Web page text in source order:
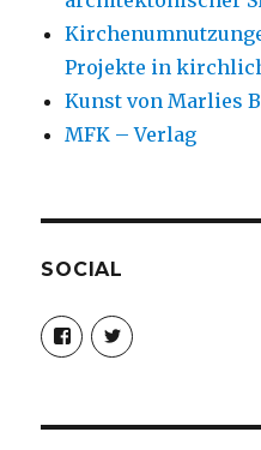
Projekte in
Kunst von Marlies
MFK – Verlag
SOCIAL
Profil
von
christoph.fleischer1
anzeigen
Profil
von
anzeigen